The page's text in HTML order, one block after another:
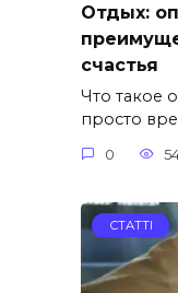
Отдых:
счастья
Что такое
просто
0
СТАТТІ